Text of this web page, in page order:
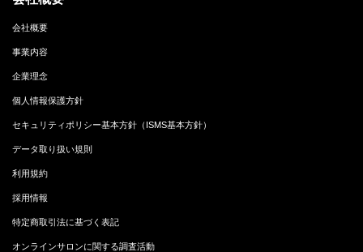
会社概要
事業内容
企業理念
個人情報保護方針
セキュリティポリシー基本方針（ISMS基本方針）
データ取り扱い規則
利用規約
採用情報
特定商取引法に基づく表記
オンラインサロンに関する調査活動